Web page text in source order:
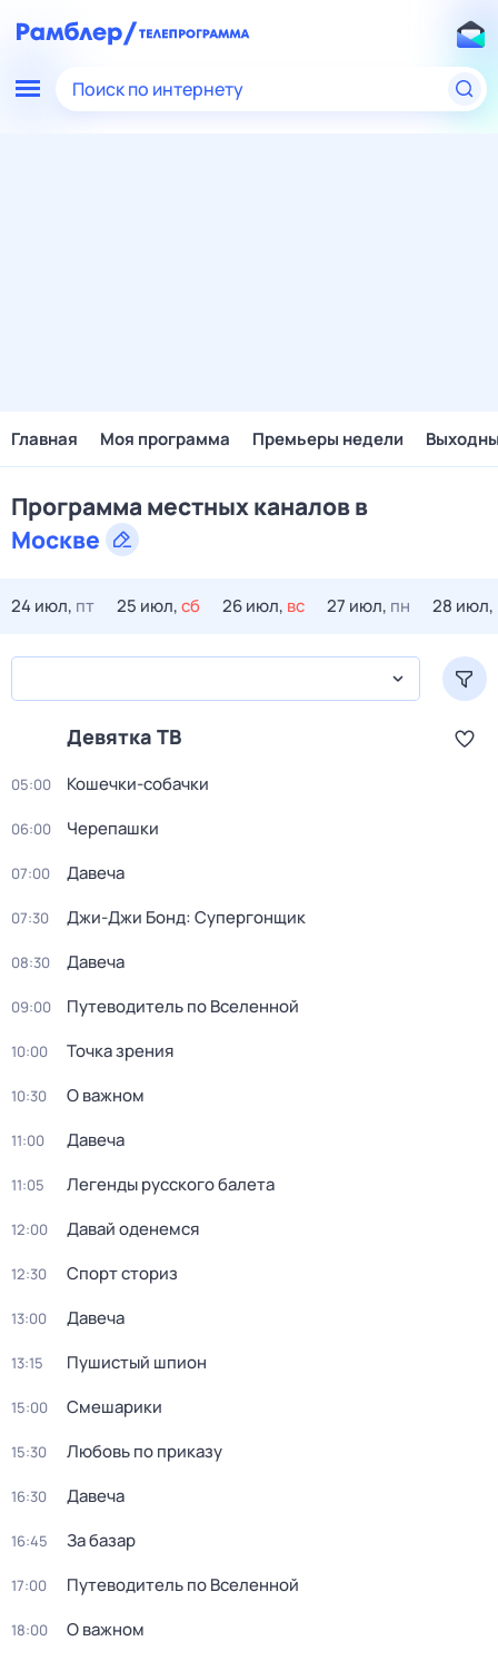
Поиск по интернету
Главная Моя программа Премьеры недели
Программа местных каналов в
Москве
24 июл, пт 25 июл,сб 26 июл, вс 27 июл, пн 28 июл,
Девятка ТВ
05:00 Кошечки-собачки
06:00 Черепашки
07:00 Давеча
07:30 Джи-Джи Бонд: Супергонщик
08:30 Давеча
09:00 Путеводитель по Вселенной
10:00 Точка зрения
10:30 О важном
11:00 Давеча
11:05 Легенды русского балета
12:00 Давай оденемся
12:30 Спорт сториз
13:00 Давеча
13:15 Пушистый шпион
15:00 Смешарики
15:30 Любовь по приказу
16:30 Давеча
16:45 За базар
17:00 Путеводитель по Вселенной
18:00 О важном